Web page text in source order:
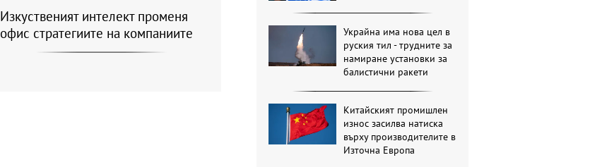
Украйна има нова цел в
руския тил - трудните за
намиране установки за
балистични ракети
Китайският промишлен
износ засилва натиска
върху производителите в
Източна Европа
Изкуственият интелект променя
офис стратегиите на компаниите